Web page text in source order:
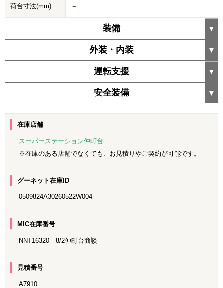
荷台寸法(mm) －
装備
外装・内装
運転支援
安全装備
在庫店舗
スーパーステーション仲町台
※在庫のある店舗でなくても、お見積りやご契約が可能です。
グーネット在庫ID
0509824A30260522W004
MIC在庫番号
NNT16320 8/2仲町台商談
見積番号
A7910